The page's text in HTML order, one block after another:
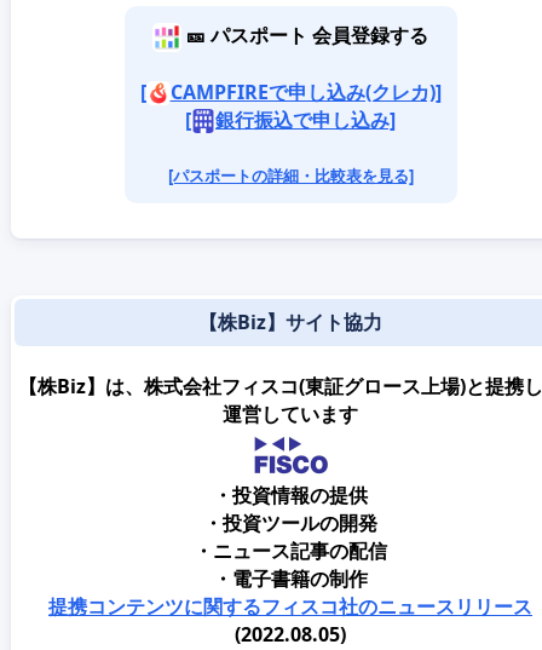
🎫 パスポート 会員登録する
[
CAMPFIREで申し込み(クレカ)]
[
銀行振込で申し込み]
[パスポートの詳細・比較表を見る]
【株Biz】サイト協力
【株Biz】は、株式会社フィスコ(東証グロース上場)と提携
運営しています
・投資情報の提供
・投資ツールの開発
・ニュース記事の配信
・電子書籍の制作
提携コンテンツに関するフィスコ社のニュースリリース
(2022.08.05)